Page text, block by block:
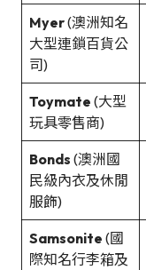
Myer(澳洲知名
大型連鎖百貨公
司)
Toymate (大型
玩具零售商)
Bonds (澳洲國
民級內衣及休閒
服飾)
Samsonite (國
際知名行李箱及